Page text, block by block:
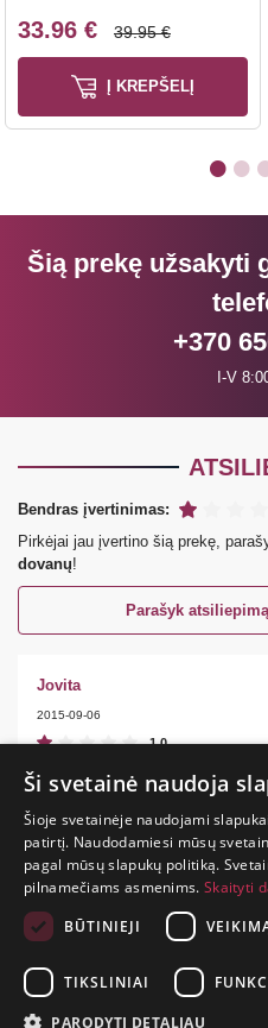
33.96 € 39.95 €
Į KREPŠELĮ
Šią prekę užsakyti
+370
I-V
Bendras įvertinimas:
Pirkėjai jau įvertino šią prekę,
dovanų!
Parašyk
Jovita
2015-09-06
1.0
geras
+370 650
Ši svetainė naudoja
Šioje svetainėje naudojami
patirtį. Naudodamiesi mūsų
pagal mūsų slapukų politiką.
pilnamečiams asmenims. Skaityti
BŪTINIEJI
TIKSLINIAI
PARODYTI DETALIAU